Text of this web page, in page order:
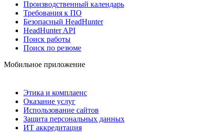
Производственный календарь
Требования к ПО
Безопасный HeadHunter
HeadHunter API
Поиск работы
Поиск по резюме
Мобильное приложение
Этика и комплаенс
Оказание услуг
Использование сайтов
Защита персональных данных
ИТ аккредитация